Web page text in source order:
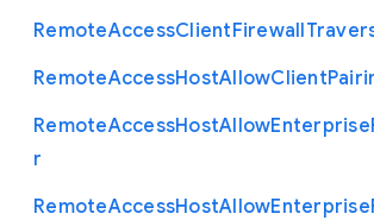
RemoteAccessClientFirewall
RemoteAccessHostAllowClient
RemoteAccessHostAllowEnterprise
r
RemoteAccessHostAllowEnterprise